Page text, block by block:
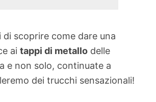
di scoprire come dare una
ai tappi di metallo delle
e non solo, continuate a
dei trucchi sensazionali!